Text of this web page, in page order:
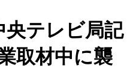
央テレビ局記
取材中に襲